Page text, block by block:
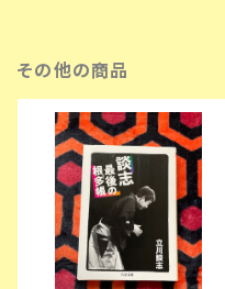
その他の商品